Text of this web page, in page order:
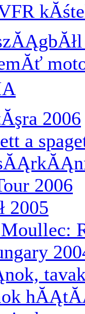
VFR
2006
a
2006
2005